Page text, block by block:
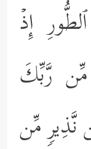
إِذۡ
مِّن رَّبِّكَ
نَّذِیرࣲ مِّن